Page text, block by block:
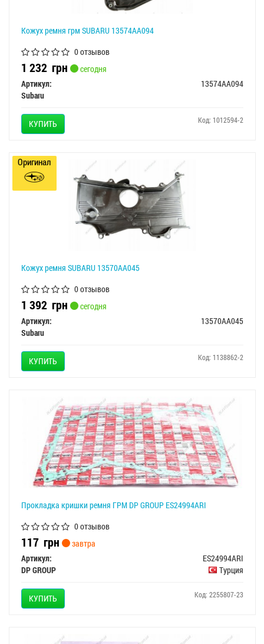
Кожух ремня грм SUBARU 13574AA094
0 отзывов
1 232 грн
сегодня
Артикул:
13574AA094
Subaru
КУПИТЬ Код: 1012594-2
Кожух ремня SUBARU 13570AA045
0 отзывов
1 392 грн
сегодня
Артикул:
13570AA045
Subaru
КУПИТЬ Код: 1138862-2
Оригинал
Прокладка кришки ремня ГРМ DP GROUP ES24994ARI
0 отзывов
117 грн
завтра
Артикул:
ES24994ARI
DP GROUP
Турция
КУПИТЬ Код: 2255807-23